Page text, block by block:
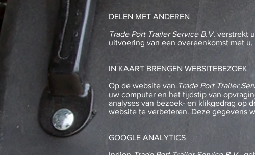
DELEN MET ANDEREN
Trade Port Trailer Service B.V.verstrekt
uitvoering van een overeenkomst met
IN KAART BRENGEN WEBSITEBEZOEK
Op de website van Trade Port Trailer
uw computer en het tijdstip van
analyses van bezoek- en klikgedrag op
website te verbeteren. Deze gegevens
GOOGLE ANALYTICS